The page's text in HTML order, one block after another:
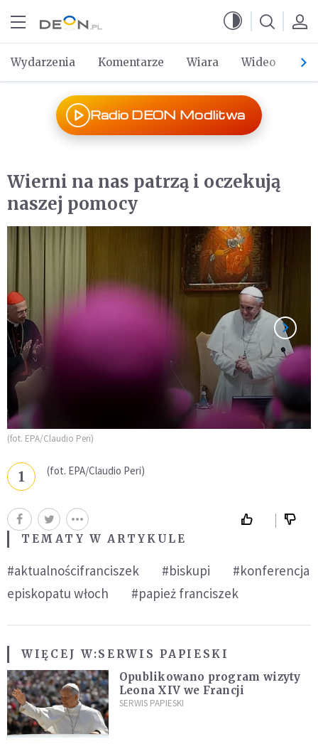
Wydarzenia Komentarze Wiara Wideo Po
Radio DEON Modlitwa
Wierni na nas patrzą i oczekują
naszej pomocy
(fot. EPA/Claudio Peri)
1 (fot. EPA/Claudio Peri)
TEMATY W ARTYKULE
#aktualnościfranciszek #biskupi
#konferencja
episkopatu włoch
#papież franciszek
WIĘCEJ W:SERWIS PAPIESKI
Opublikowano program wizyty
Leona XIV we Francji
SERWIS PAPIESKI